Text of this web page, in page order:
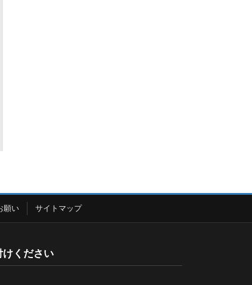
願い サイトマップ
けください